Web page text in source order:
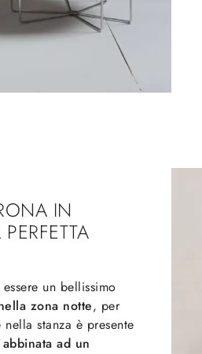
IN
un bellissimo
zona notte, per
stanza è presente
abbinata ad un